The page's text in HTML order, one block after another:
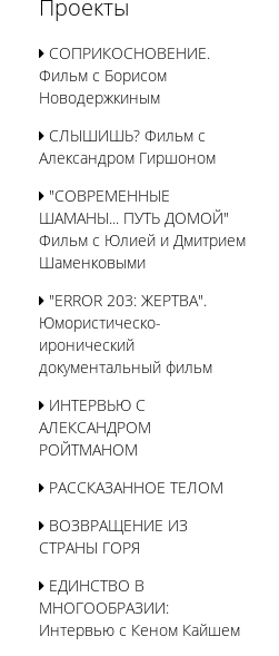
Проекты
СОПРИКОСНОВЕНИЕ.
Фильм с Борисом
Новодержкиным
СЛЫШИШЬ? Фильм с
Александром Гиршоном
"СОВРЕМЕННЫЕ
ШАМАНЫ... ПУТЬ ДОМОЙ"
Фильм с Юлией и Дмитрием
Шаменковыми
"ERROR 203: ЖЕРТВА".
Юмористическо-
иронический
документальный фильм
ИНТЕРВЬЮ С
АЛЕКСАНДРОМ
РОЙТМАНОМ
РАССКАЗАННОЕ ТЕЛОМ
ВОЗВРАЩЕНИЕ ИЗ
СТРАНЫ ГОРЯ
ЕДИНСТВО В
МНОГООБРАЗИИ:
Интервью с Кеном Кайшем